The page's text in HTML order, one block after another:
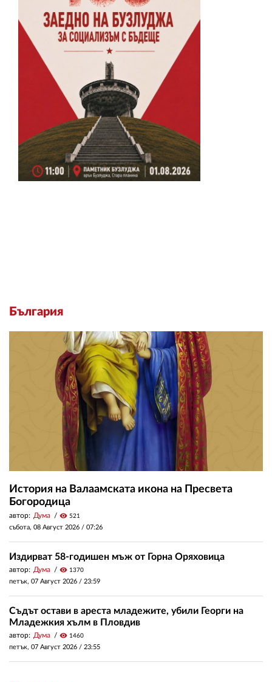
България
История на Валаамската икона на Пресвета
Богородица
автор: Дума visibility 521
събота, 08 Август 2026 / 07:26
Издирват 58-годишен мъж от Горна Оряховица
автор: Дума visibility 1370
петък, 07 Август 2026 / 23:59
Съдът остави в ареста младежите, убили Георги на
Младежкия хълм в Пловдив
автор: Дума visibility 1460
петък, 07 Август 2026 / 23:55